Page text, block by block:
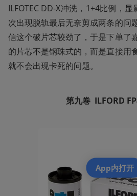
ILFOTEC DD-X冲洗，1+4比例，
次出现脱轨最后无奈剪成两条的问
信这个破片芯较劲了，于是下单了
的片芯不是钢珠式的，而是直接用
就不会出现卡死的问题。
第九卷  ILFORD
App内打开